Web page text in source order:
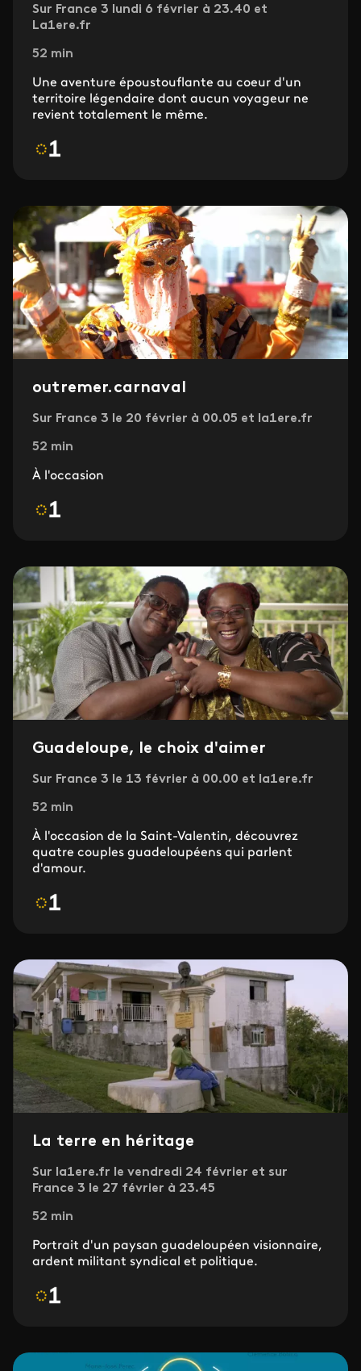
Sur France 3 lundi 6 février à 23.40 et
La1ere.fr
52 min
Une aventure époustouflante au coeur d'un
territoire légendaire dont aucun voyageur ne
revient totalement le même.
outremer.carnaval
Sur France 3 le 20 février à 00.05 et la1ere.fr
52 min
À l'occasion
Guadeloupe, le choix d'aimer
Sur France 3 le 13 février à 00.00 et la1ere.fr
52 min
À l'occasion de la Saint-Valentin, découvrez
quatre couples guadeloupéens qui parlent
d'amour.
La terre en héritage
Sur la1ere.fr le vendredi 24 février et sur
France 3 le 27 février à 23.45
52 min
Portrait d'un paysan guadeloupéen visionnaire,
ardent militant syndical et politique.